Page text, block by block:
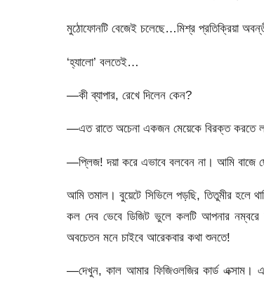
মুঠোফোনটি বেজেই চলেছে…মিশ্র প্রতিক্রিয়া
‘হ্যালো’ বলতেই…
—কী ব্যাপার, রেখে দিলেন কেন?
—এত রাতে অচেনা একজন মেয়েকে বিরক্ত
—প্লিজ! দয়া করে এভাবে বলবেন না। আমি বাজে
আমি তমাল। বুয়েটে সিভিলে পড়ছি, তিতুমীর হলে
কল দেব ভেবে ডিজিট ভুলে কলটি আপনার
অবচেতন মনে চাইবে আরেকবার কথা শুনতে!
—দেখুন, কাল আমার ফিজিওলজির কার্ড এক্সাম।